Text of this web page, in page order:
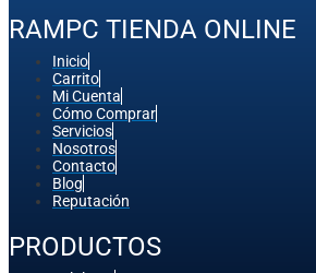
RAMPC TIENDA ONLINE
Inicio
Carrito
Mi Cuenta
Cómo Comprar
Servicios
Nosotros
Contacto
Blog
Reputación
PRODUCTOS